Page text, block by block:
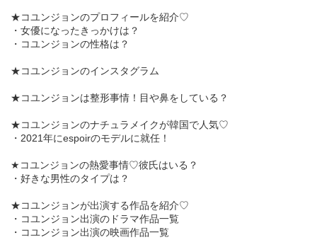
★コユンジョンのプロフィールを紹介♡
・女優になったきっかけは？
・コユンジョンの性格は？
★コユンジョンのインスタグラム
★コユンジョンは整形事情！目や鼻をしている？
★コユンジョンのナチュラメイクが韓国で人気♡
・2021年にespoirのモデルに就任！
★コユンジョンの熱愛事情♡彼氏はいる？
・好きな男性のタイプは？
★コユンジョンが出演する作品を紹介♡
・コユンジョン出演のドラマ作品一覧
・コユンジョン出演の映画作品一覧